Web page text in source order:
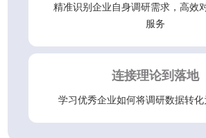
精准识别企业自身调研需求，高效
服务
连接理论到落地
学习优秀企业如何将调研数据转